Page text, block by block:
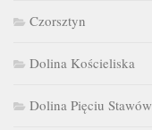
Czorsztyn
Dolina Kościeliska
Dolina Pięciu Stawów